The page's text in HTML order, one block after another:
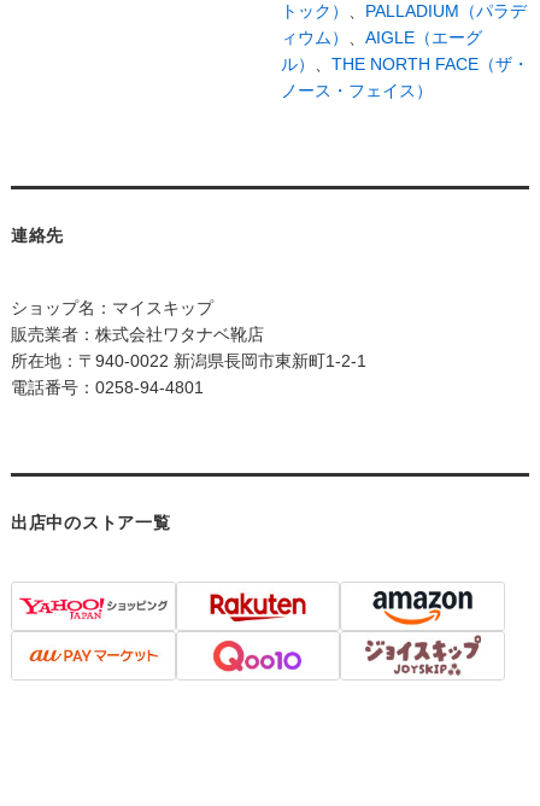
トック） 、 PALLADIUM（パラデ
ィウム） 、 AIGLE（エーグ
ル） 、 THE NORTH FACE（ザ・
ノース・フェイス）
連絡先
ショップ名：マイスキップ
販売業者：株式会社ワタナベ靴店
所在地：〒940-0022 新潟県長岡市東新町1-2-1
電話番号：0258-94-4801
出店中のストア一覧